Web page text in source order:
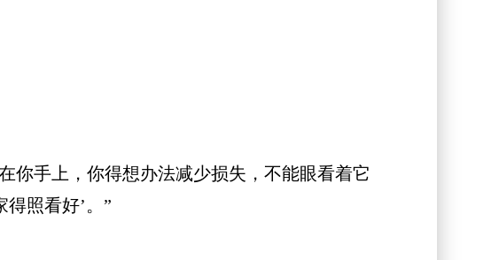
手上，你得想办法减少损失，不能眼看着它
照看好’。”